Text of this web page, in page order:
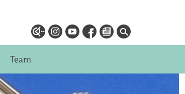
Team